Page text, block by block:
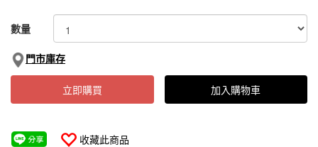
數量
門市庫存
立即購買 加入購物車
收藏此商品